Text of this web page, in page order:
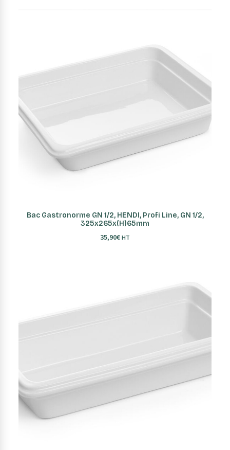
AJOUTER AU PANIER
Bac Gastronorme GN 1/2, HENDI, Profi Line, GN 1/2,
325x265x(H)65mm
35,90€HT